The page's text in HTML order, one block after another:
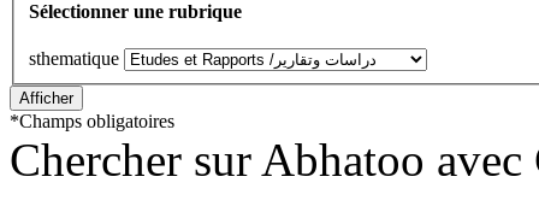
Sélectionner une rubrique
sthematique
*Champs obligatoires
Chercher sur Abhatoo